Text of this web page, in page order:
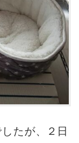
たが、２日